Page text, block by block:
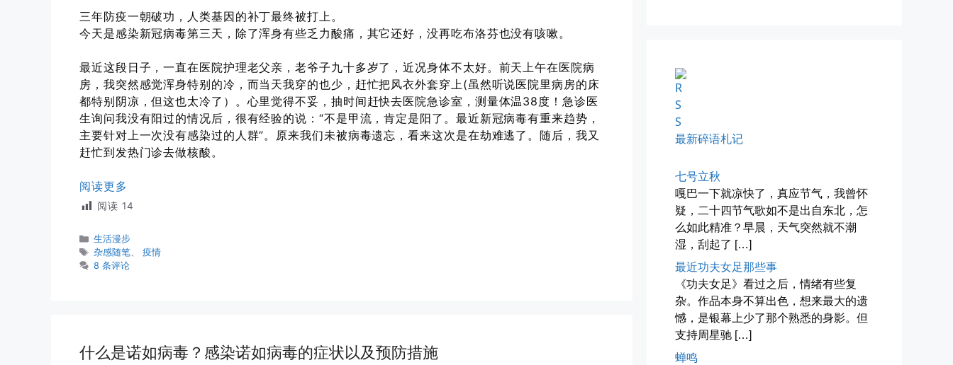
三年防疫一朝破功，人类基因的补丁最终被打上。
今天是感染新冠病毒第三天，除了浑身有些乏力酸痛，其它还好，没再吃布洛芬也没有咳嗽。
最近这段日子，一直在医院护理老父亲，老爷子九十多岁了，近况身体不太好。前天上午在医院病
房，我突然感觉浑身特别的冷，而当天我穿的也少，赶忙把风衣外套穿上(虽然听说医院里病房的床
都特别阴凉，但这也太冷了）。心里觉得不妥，抽时间赶快去医院急诊室，测量体温38度！急诊医
生询问我没有阳过的情况后，很有经验的说：“不是甲流，肯定是阳了。最近新冠病毒有重来趋势，
主要针对上一次没有感染过的人群”。原来我们未被病毒遗忘，看来这次是在劫难逃了。随后，我又
赶忙到发热门诊去做核酸。
阅读更多
阅读 14
分
类
生活漫步
标
签
杂感随笔、疫情
8 条评论
什么是诺如病毒？感染诺如病毒的症状以及预防措施
落雪音乐下载最稳定音乐源
落雪音乐下载，最稳定音乐源（推...
👤 Zairun
春雪挂树枝
最新碎语札记
七号立秋
嘎巴一下就凉快了，真应节气，我曾怀
疑，二十四节气歌如不是出自东北，怎
么如此精准？早晨，天气突然就不潮
湿，刮起了 […]
最近功夫女足那些事
《功夫女足》看过之后，情绪有些复
杂。作品本身不算出色，想来最大的遗
憾，是银幕上少了那个熟悉的身影。但
支持周星驰 […]
蝉鸣